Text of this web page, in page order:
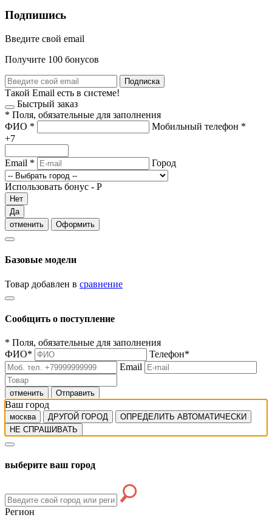
Подпишись
Введите свой email
Получите 100 бонусов
Подписка
Такой Email есть в системе!
Быстрый заказ
* Поля, обязательные для заполнения
ФИО * Мобильный телефон *
+7
Email * Город
Использовать бонус - Р
Нет
Да
отменить
Оформить
Базовые модели
Товар добавлен в сравнение
Сообщить о поступление
* Поля, обязательные для заполнения
ФИО* Телефон*
Email
отменить Отправить
Ваш город
москва ДРУГОЙ ГОРОД
ОПРЕДЕЛИТЬ АВТОМАТИЧЕСКИ
НЕ СПРАШИВАТЬ
выберите ваш город
Регион